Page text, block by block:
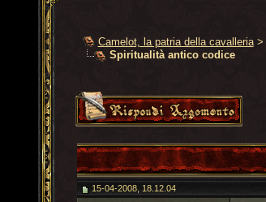
Camelot, la patria della cavalleria >
Spiritualità antico codice
15-04-2008, 18.12.04